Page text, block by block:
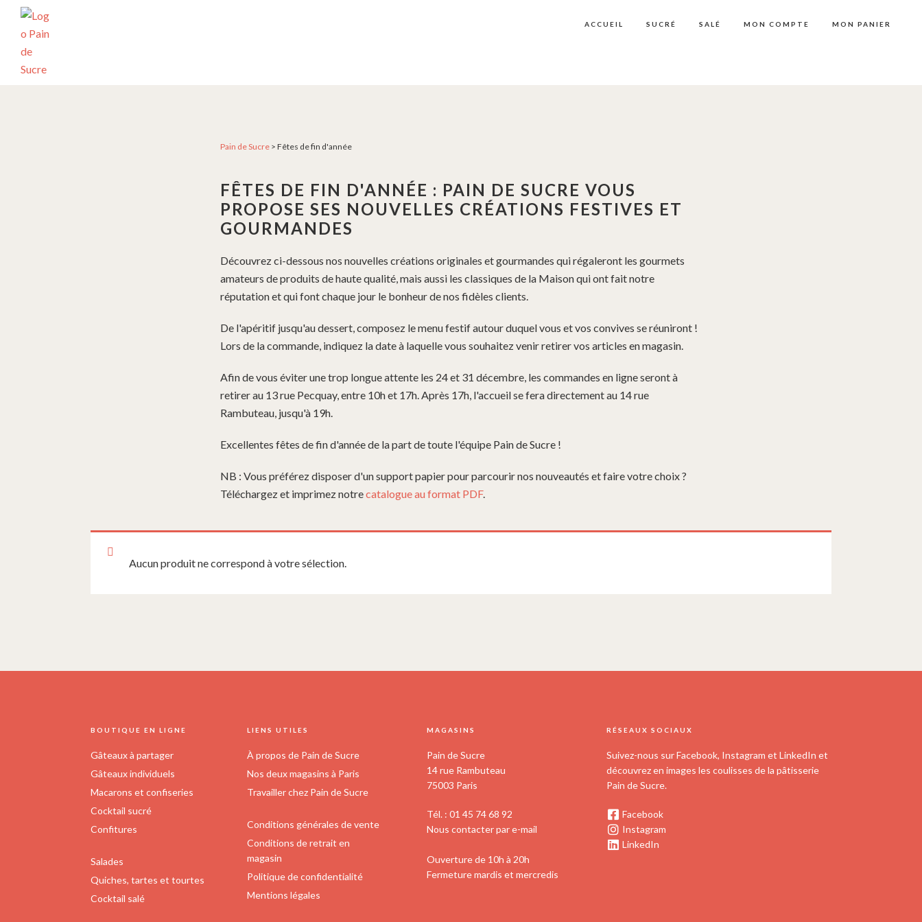
Passer
Passer
Passer
ACCUEIL SUCRÉ SALÉ MON COMPTE MON PANIER
Pain de Sucre > Fêtes de fin d'année
FÊTES DE FIN D'ANNÉE : PAIN DE SUCRE VOUS
PROPOSE SES NOUVELLES CRÉATIONS FESTIVES ET
GOURMANDES
Découvrez ci-dessous nos nouvelles créations originales et gourmandes qui régaleront les gourmets
amateurs de produits de haute qualité, mais aussi les classiques de la Maison qui ont fait notre
réputation et qui font chaque jour le bonheur de nos fidèles clients.
De l'apéritif jusqu'au dessert, composez le menu festif autour duquel vous et vos convives se réuniront !
Lors de la commande, indiquez la date à laquelle vous souhaitez venir retirer vos articles en magasin.
Afin de vous éviter une trop longue attente les 24 et 31 décembre, les commandes en ligne seront à
retirer au 13 rue Pecquay, entre 10h et 17h. Après 17h, l'accueil se fera directement au 14 rue
Rambuteau, jusqu'à 19h.
Excellentes fêtes de fin d'année de la part de toute l'équipe Pain de Sucre !
NB : Vous préférez disposer d'un support papier pour parcourir nos nouveautés et faire votre choix ?
Téléchargez et imprimez notrecatalogue au format PDF.
Aucun produit ne correspond à votre sélection.
BOUTIQUE EN LIGNE
Gâteaux à partager
Gâteaux individuels
Macarons et confiseries
Cocktail sucré
Confitures
Salades
Quiches, tartes et tourtes
Cocktail salé
LIENS UTILES
À propos de Pain de Sucre
Nos deux magasins à Paris
Travailler chez Pain de Sucre
Conditions générales de vente
Conditions de retrait en
magasin
Politique de confidentialité
Mentions légales
MAGASINS
Pain de Sucre
14 rue Rambuteau
75003 Paris
Tél. : 01 45 74 68 92
Nous contacter par e-mail
Ouverture de 10h à 20h
Fermeture mardis et mercredis
RÉSEAUX SOCIAUX
Suivez-nous sur Facebook, Instagram et LinkedIn et
découvrez en images les coulisses de la pâtisserie
Pain de Sucre.
Facebook
Instagram
LinkedIn